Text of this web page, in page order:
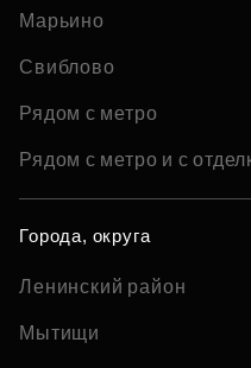
Марьино
Свиблово
Рядом с метро
Рядом с метро и с
Города, округа
Ленинский район
Мытищи